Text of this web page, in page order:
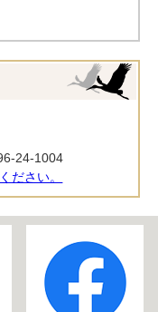
24-1004
ださい。